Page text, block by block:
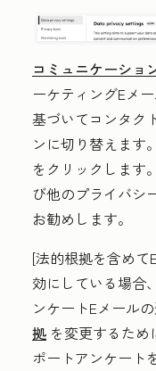
コミュニケーショ
ーケティングEメ
基づいてコンタク
ンに切り替えます
をクリックします
び他のプライバシ
お勧めします。
[法的根拠を含めて
効にしている場合、
ンケートEメール
拠 を変更するため
ポートアンケート